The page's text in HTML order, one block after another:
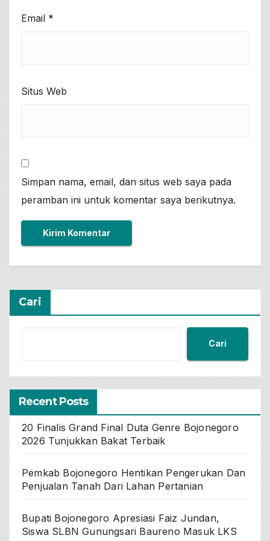
Email *
Situs Web
Simpan nama, email, dan situs web saya pada
peramban ini untuk komentar saya berikutnya.
Cari
Cari
Recent Posts
20 Finalis Grand Final Duta Genre Bojonegoro
2026 Tunjukkan Bakat Terbaik
Pemkab Bojonegoro Hentikan Pengerukan Dan
Penjualan Tanah Dari Lahan Pertanian
Bupati Bojonegoro Apresiasi Faiz Jundan,
Siswa SLBN Gunungsari Baureno Masuk LKS